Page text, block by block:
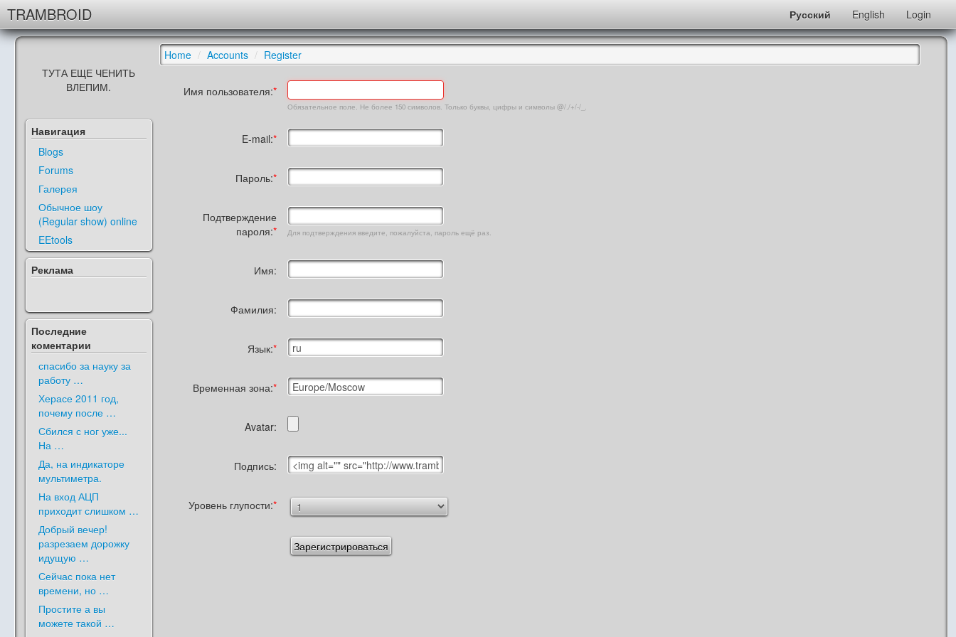
TRAMBROID Русский English Login
ТУТА ЕЩЕ ЧЕНИТЬ
ВЛЕПИМ.
Навигация
Blogs
Forums
Галерея
Обычное шоу
(Regular show) online
EEtools
Реклама
Последние
коментарии
спасибо за науку за
работу …
Херасе 2011 год,
почему после …
Сбился с ног уже...
На …
Да, на индикаторе
мультиметра.
На вход АЦП
приходит слишком …
Добрый вечер!
разрезаем дорожку
идущую …
Сейчас пока нет
времени, но …
Простите а вы
можете такой …
Home / Accounts / Register
Имя пользователя:
Обязательное поле. Не более 150 символов. Только буквы, цифры и символы @/./+/-/_.
E-mail:
Пароль:
Подтверждение
пароля:
Для подтверждения введите, пожалуйста, пароль ещё раз.
Имя:
Фамилия:
Язык:
Временная зона:
Avatar:
Подпись:
Уровень глупости: